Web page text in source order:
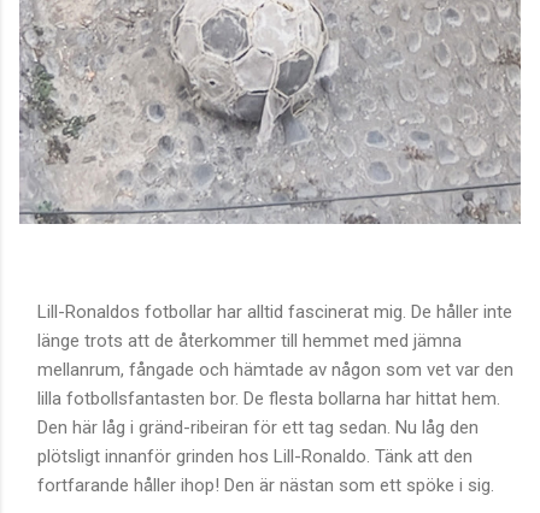
Lill-Ronaldos fotbollar har alltid fascinerat mig. De håller inte
länge trots att de återkommer till hemmet med jämna
mellanrum, fångade och hämtade av någon som vet var den
lilla fotbollsfantasten bor. De flesta bollarna har hittat hem.
Den här låg i gränd-ribeiran för ett tag sedan. Nu låg den
plötsligt innanför grinden hos Lill-Ronaldo. Tänk att den
fortfarande håller ihop! Den är nästan som ett spöke i sig.